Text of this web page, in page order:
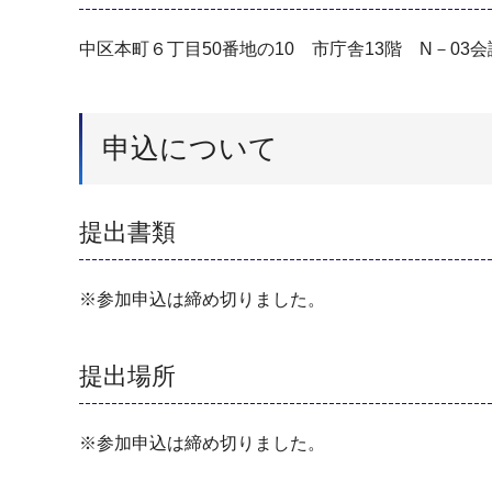
中区本町６丁目50番地の10 市庁舎13階 N－03会
申込について
提出書類
※参加申込は締め切りました。
提出場所
※参加申込は締め切りました。